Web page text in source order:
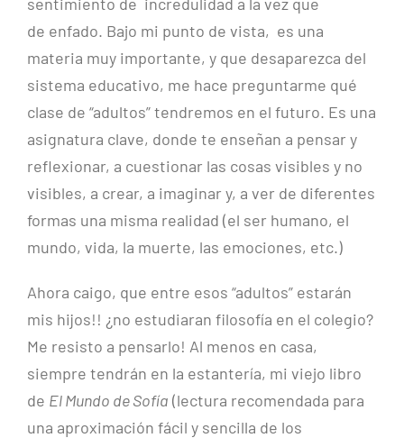
de enfado. Bajo mi punto de vista, es una
materia muy importante, y que desaparezca del
sistema educativo, me hace preguntarme qué
clase de “adultos” tendremos en el futuro. Es una
asignatura clave, donde te enseñan a pensar y
reflexionar, a cuestionar las cosas visibles y no
visibles, a crear, a imaginar y, a ver de diferentes
formas una misma realidad (el ser humano, el
mundo, vida, la muerte, las emociones, etc.)
Ahora caigo, que entre esos “adultos” estarán
mis hijos!! ¿no estudiaran filosofía en el colegio?
Me resisto a pensarlo! Al menos en casa,
siempre tendrán en la estantería, mi viejo libro
de El Mundo de Sofía (lectura recomendada para
una aproximación fácil y sencilla de los